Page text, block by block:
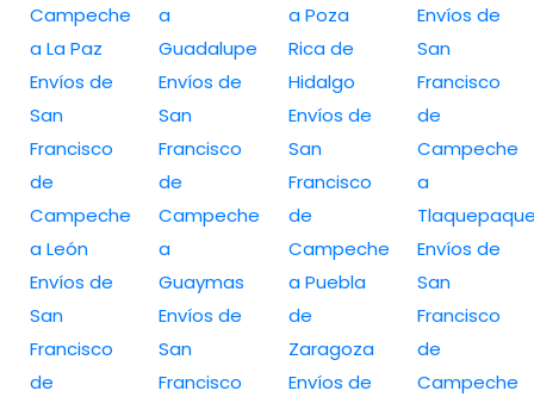
Campeche
a La Paz
Envíos de
San
Francisco
de
Campeche
a León
Envíos de
San
Francisco
de
a
Guadalupe
Envíos de
San
Francisco
de
Campeche
a
Guaymas
Envíos de
San
Francisco
a Poza
Rica de
Hidalgo
Envíos de
San
Francisco
de
Campeche
a Puebla
de
Zaragoza
Envíos de
Envíos de
San
Francisco
de
Campeche
a
Envíos de
San
Francisco
de
Campeche